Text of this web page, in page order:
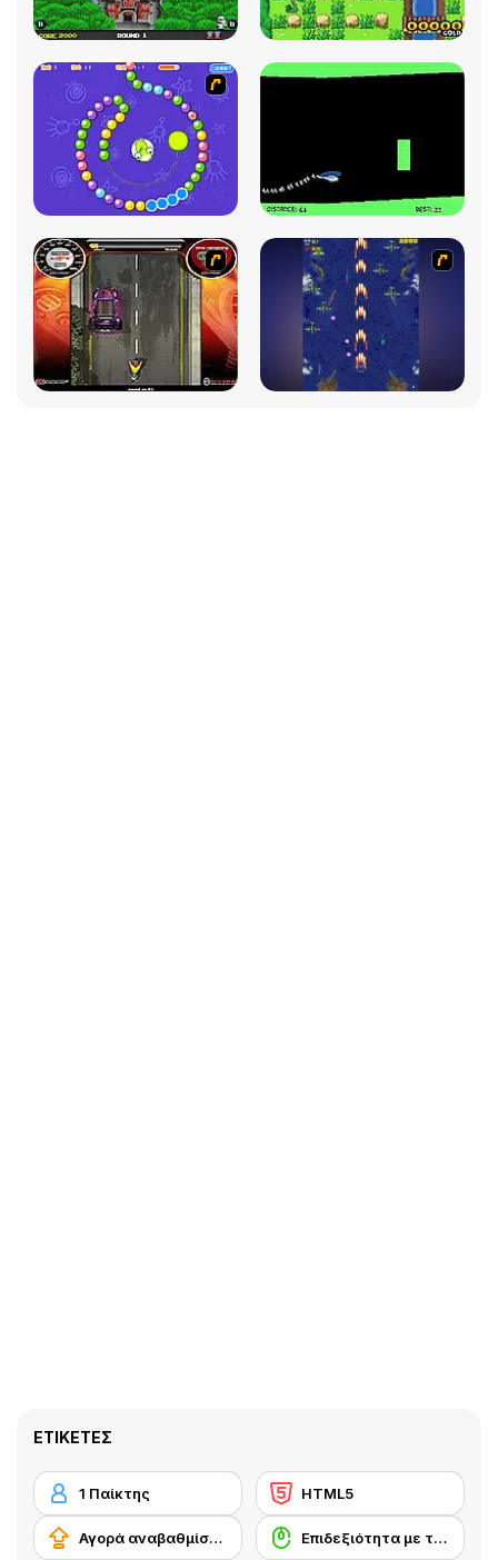
ΕΤΙΚΈΤΕΣ
1 Παίκτης HTML5
Αγορά αναβαθμίσεων εξοπλισμού Επιδεξιότητα με το ποντίκι